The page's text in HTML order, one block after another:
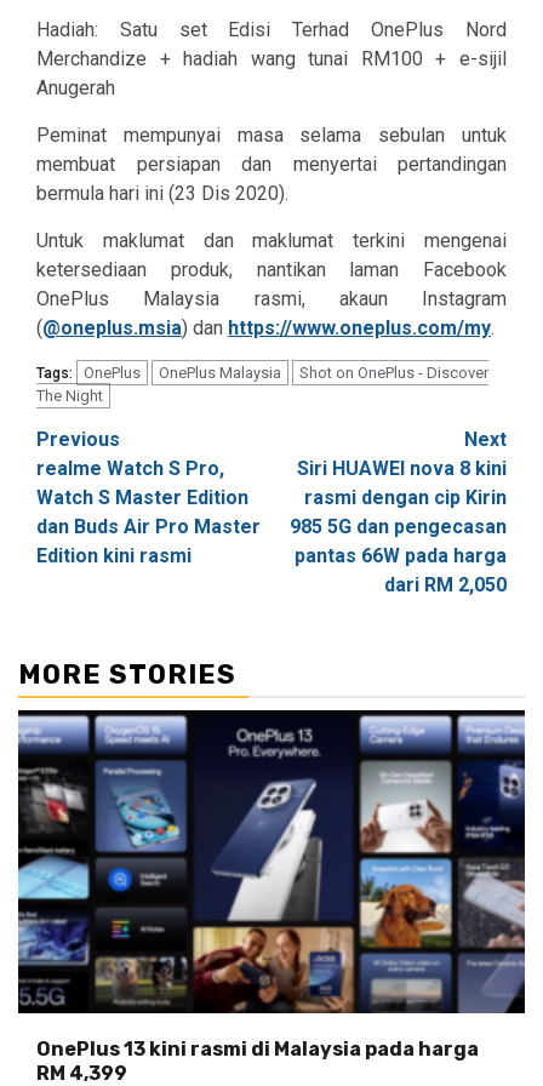
Hadiah: Satu set Edisi Terhad OnePlus Nord
Merchandize + hadiah wang tunai RM100 + e-sijil
Anugerah
Peminat mempunyai masa selama sebulan untuk
membuat persiapan dan menyertai pertandingan
bermula hari ini (23 Dis 2020).
Untuk maklumat dan maklumat terkini mengenai
ketersediaan produk, nantikan laman Facebook
OnePlus Malaysia rasmi, akaun Instagram
(@oneplus.msia) dan https://www.oneplus.com/my.
Tags: OnePlus OnePlus Malaysia
Shot on OnePlus - Discover
The Night
Post
navigation
Previous
realme Watch S Pro,
Watch S Master Edition
dan Buds Air Pro Master
Edition kini rasmi
Next
Siri HUAWEI nova 8 kini
rasmi dengan cip Kirin
985 5G dan pengecasan
pantas 66W pada harga
dari RM 2,050
MORE STORIES
OnePlus 13 kini rasmi di Malaysia pada harga
RM 4,399